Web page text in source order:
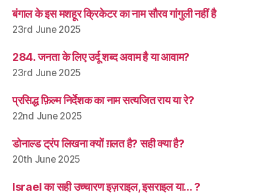
बंगाल के इस मशहूर क्रिकेटर का नाम सौरव गांगुली नहीं है
23rd June 2025
284. जनता के लिए उर्दू शब्द अवाम है या आवाम?
23rd June 2025
प्रसिद्ध फ़िल्म निर्देशक का नाम सत्यजित राय या रे?
22nd June 2025
डोनाल्ड ट्रंप लिखना क्यों ग़लत है? सही क्या है?
20th June 2025
Israel का सही उच्चारण इज़राइल, इसराइल या… ?